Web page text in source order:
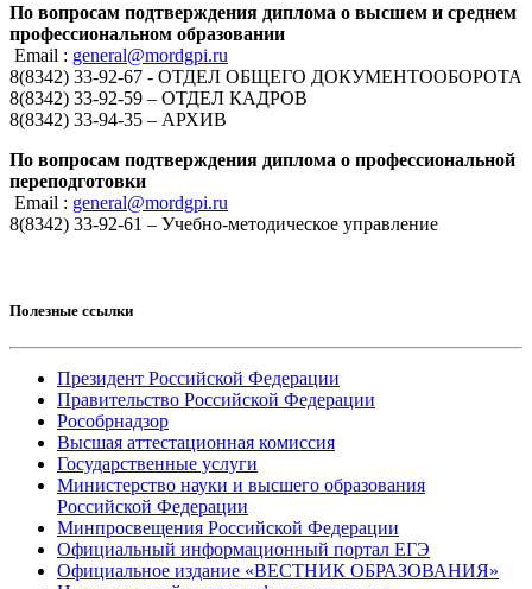
По вопросам подтверждения диплома о высшем и среднем
профессиональном образовании
Email : general@mordgpi.ru
8(8342) 33-92-67 - ОТДЕЛ ОБЩЕГО ДОКУМЕНТООБОРОТА
8(8342) 33-92-59 – ОТДЕЛ КАДРОВ
8(8342) 33-94-35 – АРХИВ
По вопросам подтверждения диплома о профессиональной
переподготовки
Email : general@mordgpi.ru
8(8342) 33-92-61 – Учебно-методическое управление
Полезные ссылки
Президент Российской Федерации
Правительство Российской Федерации
Рособрнадзор
Высшая аттестационная комиссия
Государственные услуги
Министерство науки и высшего образования
Российской Федерации
Минпросвещения Российской Федерации
Официальный информационный портал ЕГЭ
Официальное издание «ВЕСТНИК ОБРАЗОВАНИЯ»